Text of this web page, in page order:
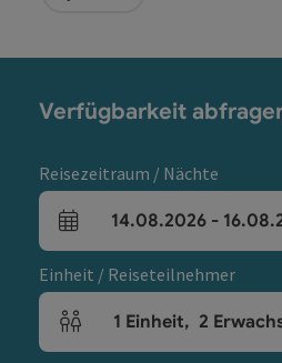
Verfügbarkeit
Reisezeitraum / Nächte
An- und Abreisefelder
14.08.2026 -
Einheit / Reiseteilnehmer
Einheitenanzahl und
1 Einheit, 2